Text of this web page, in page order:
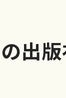
出